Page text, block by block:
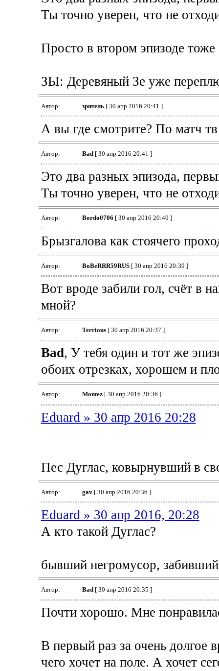
Ты точно уверен, что не
Просто в втором эпизоде
ЗЫ: Деревяный Зе уже
Автор: зpитель[ 30 апр 2016 20:41 ]
А вы где смотрите? По матч
Автор: Bad[ 30 апр 2016 20:41 ]
Это два разных эпизода,
Ты точно уверен, что не
Автор: Bordo0706 [ 30 апр 2016 20:40 ]
Брызгалова как стоячего
Автор: BoBeRRR59RUS[ 30 апр 2016 20:39 ]
Вот вроде забили гол, счёт в
мной?
Автор: Terrious[ 30 апр 2016 20:37 ]
Bad, У тебя один и тот же
обоих отрезках, хорошем и
Автор: Montez[ 30 апр 2016 20:36 ]
Eduard » 30 апр 2016 20:28
Пес Дуглас, ковырнувший в
Автор: gav[ 30 апр 2016 20:36 ]
Eduard » 30 апр 2016, 20:28
А кто такой Дуглас?
бывший негромусор,
Автор: Bad[ 30 апр 2016 20:35 ]
Почти хорошо. Мне
В первый раз за очень долгое
чего хочет на поле. А хочет